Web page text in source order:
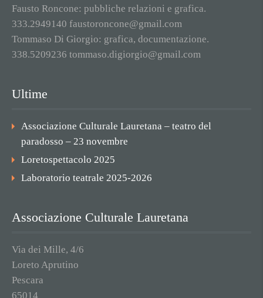
Fausto Roncone: pubbliche relazioni e grafica.
333.2949140 faustoroncone@gmail.com
Tommaso Di Giorgio: grafica, documentazione.
338.5209236 tommaso.digiorgio@gmail.com
Ultime
Associazione Culturale Lauretana – teatro del
paradosso – 23 novembre
Loretospettacolo 2025
Laboratorio teatrale 2025-2026
Associazione Culturale Lauretana
Via dei Mille, 4/6
Loreto Aprutino
Pescara
65014